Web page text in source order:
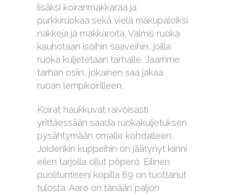
lisäksi koiranmakkaraa ja
purkkiruokaa sekä vielä makupaloiksi
nakkeja ja makkaroita. Valmis ruoka
kauhotaan isoihin saaveihin, joilla
ruoka kuljetetaan tarhalle. Jaamme
tarhan osiin, jokainen saa jakaa
ruoan lempikoirilleen.
Koirat haukkuvat raivoisasti
yrittäessään saada ruokakuljetuksen
pysähtymään omalle kohdalleen.
Joidenkin kuppeihin on jäätynyt kiinni
eilen tarjolla ollut pöperö. Eilinen
puolituntiseni kopilla 89 on tuottanut
tulosta. Aaro on tänään paljon